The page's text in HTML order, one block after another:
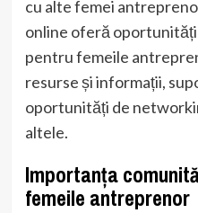
cu alte femei
online oferă
pentru femeile
resurse și informații,
oportunități de
altele.
Importanța
femeile antreprenor